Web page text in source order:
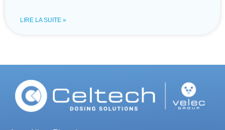
LIRE LA SUITE »